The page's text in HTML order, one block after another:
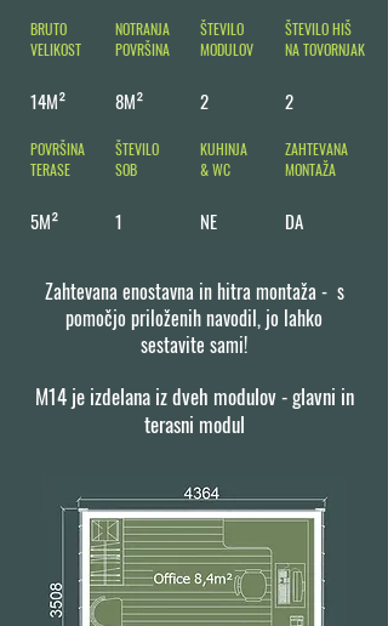
BRUTO
VELIKOST
NOTRANJA
POVRŠINA
ŠTEVILO
MODULOV
ŠTEVILO HIŠ
NA TOVORNJAK
14M² 8M² 2 2
POVRŠINA
TERASE
ŠTEVILO
SOB
KUHINJA
& WC
ZAHTEVANA
MONTAŽA
5M² 1 NE DA
Zahtevana enostavna in hitra montaža - s
pomočjo priloženih navodil, jo lahko
sestavite sami!
M14 je izdelana iz dveh modulov - glavni in
terasni modul